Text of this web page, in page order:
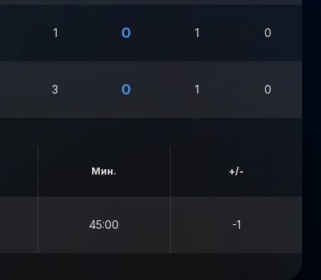
1 0 1 0
3 0 1 0
Мин. +/-
45:00 -1